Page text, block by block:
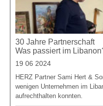
30 Jahre Partnerschaft
Was passiert im
19 06 2024
HERZ Partner Sami Hert &
wenigen Unternehmen im
aufrechthalten konnten.